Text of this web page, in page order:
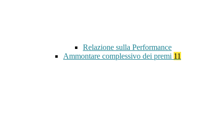
Relazione sulla Performance
Ammontare complessivo dei premi 11